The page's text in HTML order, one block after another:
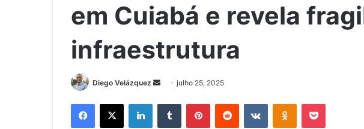
em Cuiabá e revela
infraestrutura
Diego Velázquez
Mandejulho 25, 2025
Facebook
X LinkedinTumblr PinterestReddit VK OK Pocket